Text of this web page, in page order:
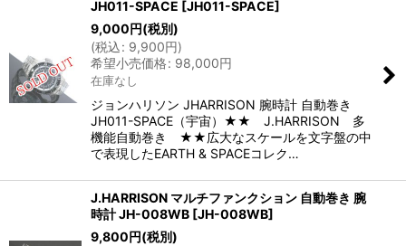
JH011-SPACE [JH011-SPACE]
9,000円(税別)
(税込: 9,900円)
希望小売価格: 98,000円
在庫なし
ジョンハリソン JHARRISON 腕時計 自動巻き
JH011-SPACE（宇宙）★★ J.HARRISON 多
機能自動巻き ★★広大なスケールを文字盤の中
で表現したEARTH & SPACEコレク…
J.HARRISON マルチファンクション 自動巻き 腕
時計 JH-008WB [JH-008WB]
9,800円(税別)